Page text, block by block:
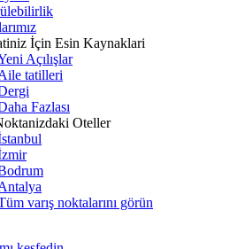
İçin Esin Kaynaklari
Açılışlar
tatilleri
Fazlası
Oteller
varış noktalarını görün